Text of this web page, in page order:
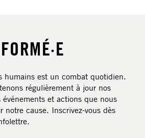
humains est un combat quotidien.
régulièrement à jour nos
événements et actions que nous
notre cause. Inscrivez-vous dès